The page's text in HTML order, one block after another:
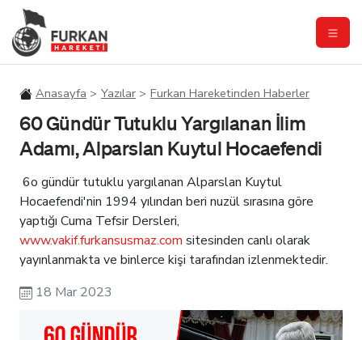
Anasayfa Yazılar Furkan Hareketinden Haberler
60 Gündür Tutuklu Yargılanan İlim
Adamı, Alparslan Kuytul Hocaefendi
6o gündür tutuklu yargılanan Alparslan Kuytul
Hocaefendi'nin 1994 yılından beri nuzül sırasına göre
yaptığı Cuma Tefsir Dersleri,
www.vakif.furkansusmaz.com sitesinden canlı olarak
yayınlanmakta ve binlerce kişi tarafından izlenmektedir.
18 Mar 2023